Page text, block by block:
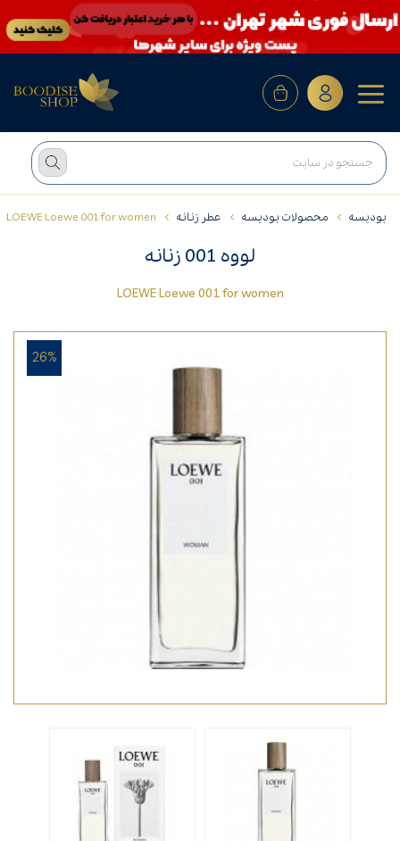
بودیسه محصولات بودیسه عطر زنانه LOEWE Loewe 001 for women
لووه 001 زنانه
LOEWE Loewe 001 for women
26%